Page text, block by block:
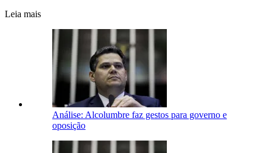
Leia mais
Análise: Alcolumbre faz gestos para governo e
oposição